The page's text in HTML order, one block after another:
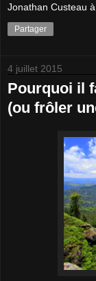
Jonathan Custeau à
Partager
4 juillet 2015
Pourquoi il
(ou frôler